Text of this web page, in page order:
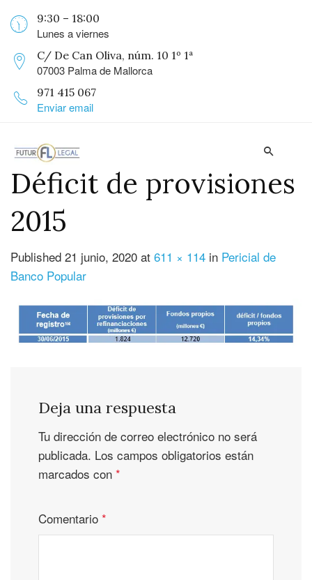
9:30 – 18:00
Lunes a viernes
C/ De Can Oliva, núm. 10 1º 1ª
07003 Palma de Mallorca
971 415 067
Enviar email
Déficit de provisiones
2015
Published 21 junio, 2020 at 611 × 114 in Pericial de
Banco Popular
Deja una respuesta
Tu dirección de correo electrónico no será
publicada. Los campos obligatorios están
marcados con *
Comentario *